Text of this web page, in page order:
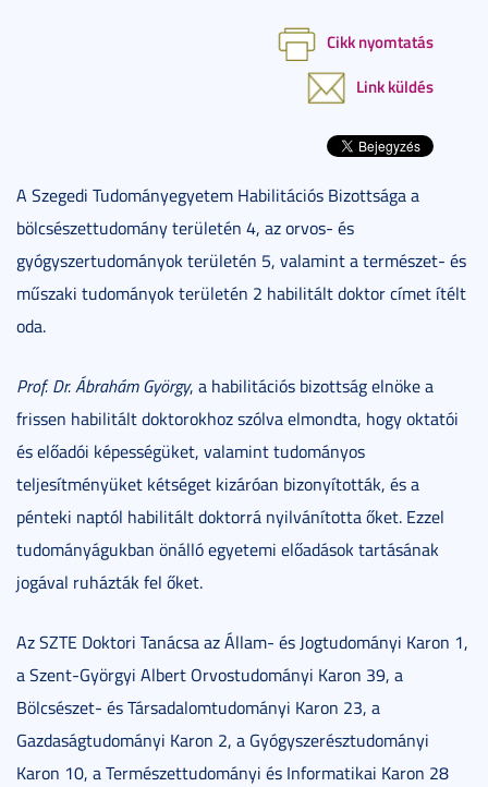
Cikk nyomtatás
Link küldés
A Szegedi Tudományegyetem Habilitációs Bizottsága a
bölcsészettudomány területén 4, az orvos- és
gyógyszertudományok területén 5, valamint a természet- és
műszaki tudományok területén 2 habilitált doktor címet ítélt
oda.
Prof. Dr. Ábrahám György, a habilitációs bizottság elnöke a
frissen habilitált doktorokhoz szólva elmondta, hogy oktatói
és előadói képességüket, valamint tudományos
teljesítményüket kétséget kizáróan bizonyították, és a
pénteki naptól habilitált doktorrá nyilvánította őket. Ezzel
tudományágukban önálló egyetemi előadások tartásának
jogával ruházták fel őket.
Az SZTE Doktori Tanácsa az Állam- és Jogtudományi Karon 1,
a Szent-Györgyi Albert Orvostudományi Karon 39, a
Bölcsészet- és Társadalomtudományi Karon 23, a
Gazdaságtudományi Karon 2, a Gyógyszerésztudományi
Karon 10, a Természettudományi és Informatikai Karon 28